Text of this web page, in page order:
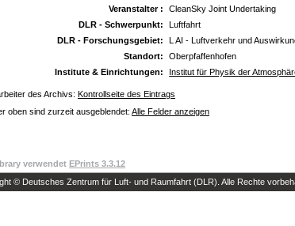
Veranstalter :
CleanSky Joint Undertaking
DLR - Schwerpunkt:
Luftfahrt
DLR - Forschungsgebiet:
L AI - Luftverkehr und
Standort:
Oberpfaffenhofen
Institute & Einrichtungen:
Institut für Physik der
des Archivs: Kontrollseite des Eintrags
oben sind zurzeit ausgeblendet: Alle Felder anzeigen
verwendet EPrints 3.3.12
© Deutsches Zentrum für Luft- und Raumfahrt (DLR). Alle Rechte